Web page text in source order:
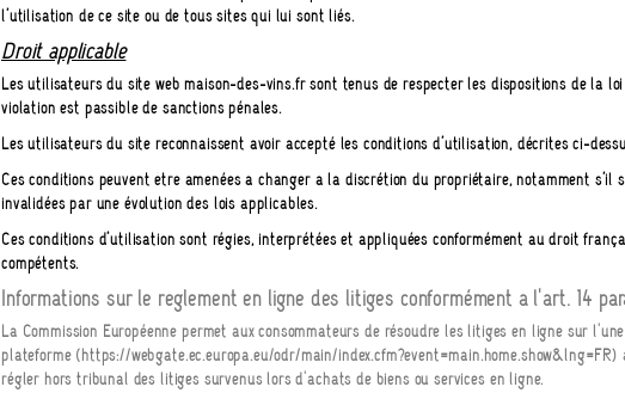
l’utilisation de ce site ou de tous sites qui lui sont liés.
Droit applicable
Les utilisateurs du site web maison-des-vins.fr sont tenus de respecter les dispositions de la
violation est passible de sanctions pénales.
Les utilisateurs du site reconnaissent avoir accepté les conditions d’utilisation, décrites ci-
Ces conditions peuvent être amenées à changer à la discrétion du propriétaire, notamment s’il
invalidées par une évolution des lois applicables.
Ces conditions d’utilisation sont régies, interprétées et appliquées conformément au droit
compétents.
Informations sur le règlement en ligne des litiges conformément à l'art. 14
La Commission Européenne permet aux consommateurs de résoudre les litiges en ligne sur
plateforme (https://webgate.ec.europa.eu/odr/main/index.cfm?event=main.home.show&lng=FR)
régler hors tribunal des litiges survenus lors d'achats de biens ou services en ligne.